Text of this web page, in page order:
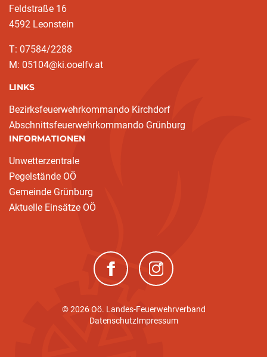
Feldstraße 16
4592 Leonstein
T: 07584/2288
M: 05104@ki.ooelfv.at
LINKS
Bezirksfeuerwehrkommando Kirchdorf
Abschnittsfeuerwehrkommando Grünburg
INFORMATIONEN
Unwetterzentrale
Pegelstände OÖ
Gemeinde Grünburg
Aktuelle Einsätze OÖ
(neues Fenster)(neues Fenster)
© 2026 Oö. Landes-Feuerwehrverband
DatenschutzImpressum